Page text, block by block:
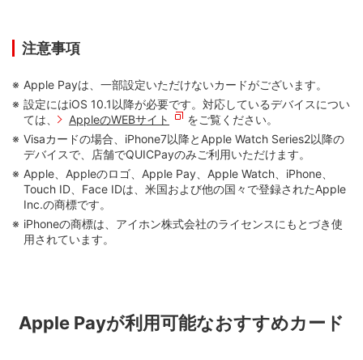
注意事項
Apple Payは、一部設定いただけないカードがございます。
設定にはiOS 10.1以降が必要です。対応しているデバイスについ
ては、
AppleのWEBサイト
をご覧ください。
Visaカードの場合、iPhone7以降とApple Watch Series2以降の
デバイスで、店舗でQUICPayのみご利用いただけます。
Apple、Appleのロゴ、Apple Pay、Apple Watch、iPhone、
Touch ID、Face IDは、米国および他の国々で登録されたApple
Inc.の商標です。
iPhoneの商標は、アイホン株式会社のライセンスにもとづき使
用されています。
Apple Payが利用可能なおすすめカード